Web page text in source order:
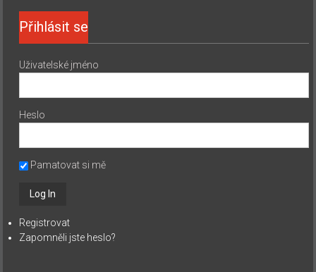
Přihlásit se
Uživatelské jméno
Heslo
Pamatovat si mě
Registrovat
Zapomněli jste heslo?